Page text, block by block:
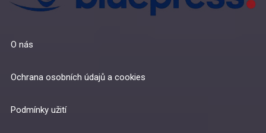
O nás
Ochrana osobních údajů a cookies
Podmínky užití